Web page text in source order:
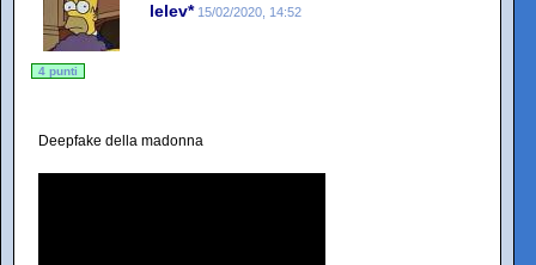
lelev* 15/02/2020, 14:52
4 punti
Deepfake della madonna